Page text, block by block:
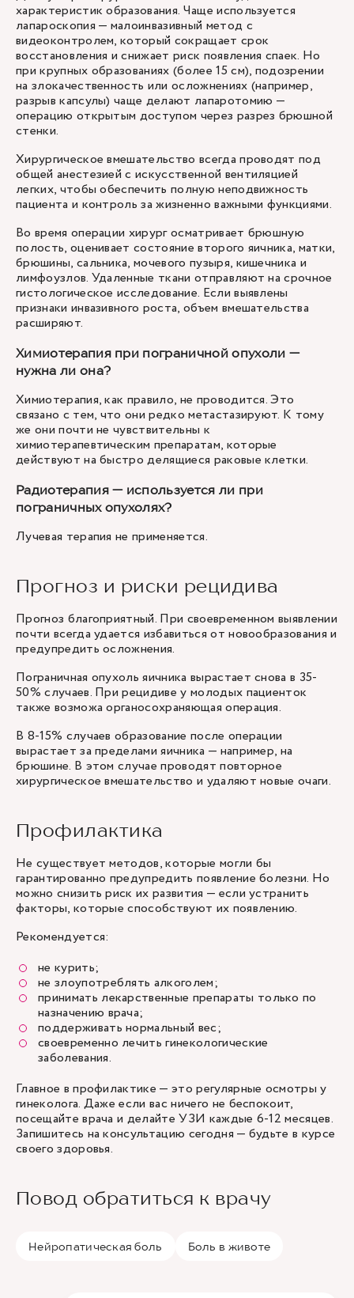
характеристик образования. Чаще используется
лапароскопия — малоинвазивный метод с
видеоконтролем, который сокращает срок
восстановления и снижает риск появления спаек. Но
при крупных образованиях (более 15 см), подозрении
на злокачественность или осложнениях (например,
разрыв капсулы) чаще делают лапаротомию —
операцию открытым доступом через разрез брюшной
стенки.
Хирургическое вмешательство всегда проводят под
общей анестезией с искусственной вентиляцией
легких, чтобы обеспечить полную неподвижность
пациента и контроль за жизненно важными функциями.
Во время операции хирург осматривает брюшную
полость, оценивает состояние второго яичника, матки,
брюшины, сальника, мочевого пузыря, кишечника и
лимфоузлов. Удаленные ткани отправляют на срочное
гистологическое исследование. Если выявлены
признаки инвазивного роста, объем вмешательства
расширяют.
Химиотерапия при пограничной опухоли —
нужна ли она?
Химиотерапия, как правило, не проводится. Это
связано с тем, что они редко метастазируют. К тому
же они почти не чувствительны к
химиотерапевтическим препаратам, которые
действуют на быстро делящиеся раковые клетки.
Радиотерапия — используется ли при
пограничных опухолях?
Лучевая терапия не применяется.
Прогноз и риски рецидива
Прогноз благоприятный. При своевременном выявлении
почти всегда удается избавиться от новообразования и
предупредить осложнения.
Пограничная опухоль яичника вырастает снова в 35-
50% случаев. При рецидиве у молодых пациенток
также возможа органосохраняющая операция.
В 8-15% случаев образование после операции
вырастает за пределами яичника — например, на
брюшине. В этом случае проводят повторное
хирургическое вмешательство и удаляют новые очаги.
Профилактика
Не существует методов, которые могли бы
гарантированно предупредить появление болезни. Но
можно снизить риск их развития — если устранить
факторы, которые способствуют их появлению.
Рекомендуется:
не курить;
не злоупотреблять алкоголем;
принимать лекарственные препараты только по
назначению врача;
поддерживать нормальный вес;
своевременно лечить гинекологические
заболевания.
Главное в профилактике — это регулярные осмотры у
гинеколога. Даже если вас ничего не беспокоит,
посещайте врача и делайте УЗИ каждые 6-12 месяцев.
Запишитесь на консультацию сегодня — будьте в курсе
своего здоровья.
Повод обратиться к врачу
Нейропатическая боль Боль в животе